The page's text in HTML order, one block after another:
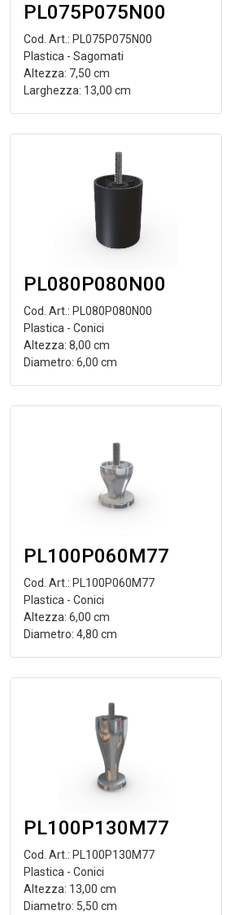
PL075P075N00
Cod. Art.: PL075P075N00
Plastica - Sagomati
Altezza: 7,50 cm
Larghezza: 13,00 cm
PL080P080N00
Cod. Art.: PL080P080N00
Plastica - Conici
Altezza: 8,00 cm
Diametro: 6,00 cm
PL100P060M77
Cod. Art.: PL100P060M77
Plastica - Conici
Altezza: 6,00 cm
Diametro: 4,80 cm
PL100P130M77
Cod. Art.: PL100P130M77
Plastica - Conici
Altezza: 13,00 cm
Diametro: 5,50 cm